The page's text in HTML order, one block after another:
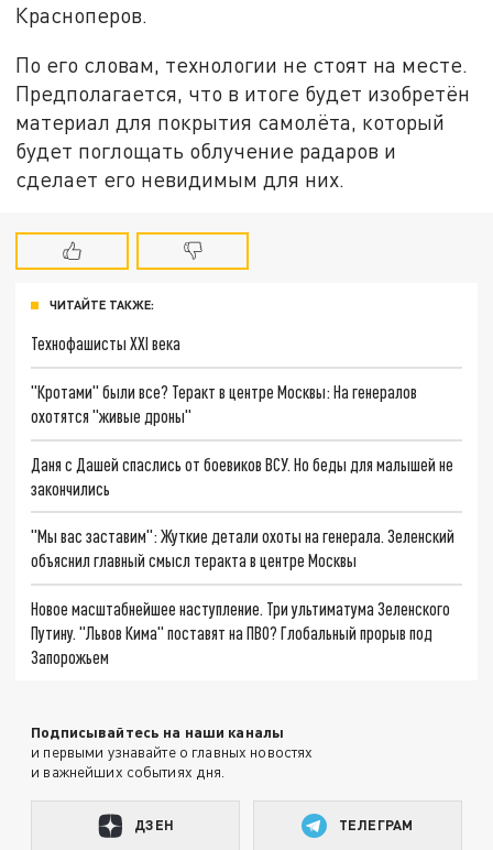
Красноперов.
По его словам, технологии не стоят на месте.
Предполагается, что в итоге будет изобретён
материал для покрытия самолёта, который
будет поглощать облучение радаров и
сделает его невидимым для них.
ЧИТАЙТЕ ТАКЖЕ:
Технофашисты XXI века
"Кротами" были все? Теракт в центре Москвы: На генералов
охотятся "живые дроны"
Даня с Дашей спаслись от боевиков ВСУ. Но беды для малышей не
закончились
"Мы вас заставим": Жуткие детали охоты на генерала. Зеленский
объяснил главный смысл теракта в центре Москвы
Новое масштабнейшее наступление. Три ультиматума Зеленского
Путину. "Львов Кима" поставят на ПВО? Глобальный прорыв под
Запорожьем
Подписывайтесь на наши каналы
и первыми узнавайте о главных новостях
и важнейших событиях дня.
ДЗЕН ТЕЛЕГРАМ